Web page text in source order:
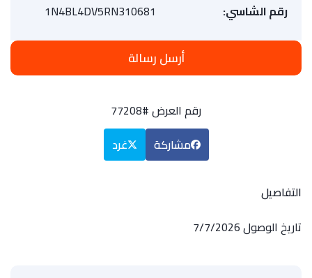
رقم الشاسي:
1N4BL4DV5RN310681
أرسل رسالة
رقم العرض #77208
مشاركة
غرد
التفاصيل
تاريخ الوصول 7/7/2026